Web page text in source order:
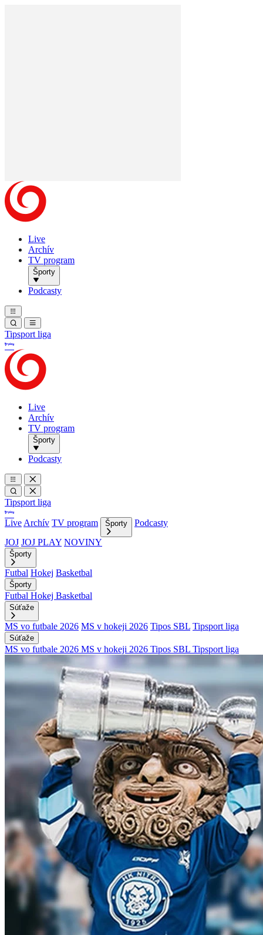
Live
Archív
TV program
Športy
Podcasty
Tipsport liga
Live
Archív
TV program
Športy
Podcasty
Tipsport liga
Live Archív TV program Športy
Podcasty
JOJ JOJ PLAY NOVINY
Športy
Futbal Hokej Basketbal
Športy
Futbal Hokej Basketbal
Súťaže
MS vo futbale 2026 MS v hokeji 2026 Tipos SBL Tipsport liga
Súťaže
MS vo futbale 2026 MS v hokeji 2026 Tipos SBL Tipsport liga